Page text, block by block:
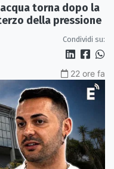
torna dopo la
della pressione
Condividi su:
22 ore fa